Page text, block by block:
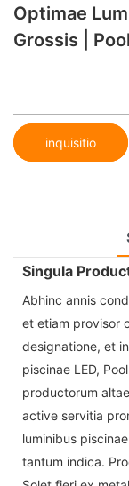
Optimae
Grossis |
inquisitio
Singula
Abhinc annis
et etiam provisor
designatione, et
piscinae LED,
productorum
active servitia
luminibus
tantum indica.